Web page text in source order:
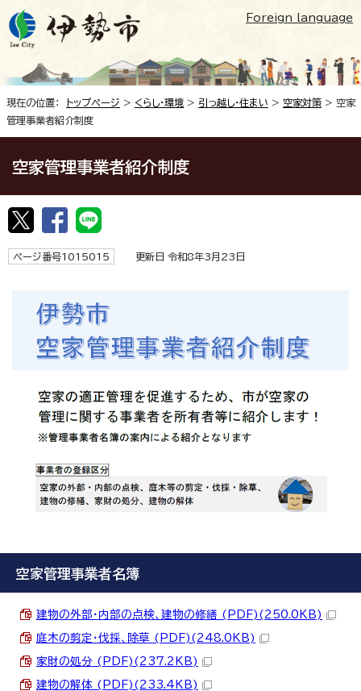
Foreign language
現在の位置： トップページ > くらし・環境 > 引っ越し・住まい > 空家対策 > 空家
管理事業者紹介制度
空家管理事業者紹介制度
ページ番号1015015 更新日 令和8年3月23日
空家管理事業者名簿
建物の外部・内部の点検、建物の修繕 (PDF)(250.0KB)
庭木の剪定・伐採、除草 (PDF)(248.0KB)
家財の処分 (PDF)(237.2KB)
建物の解体 (PDF)(233.4KB)